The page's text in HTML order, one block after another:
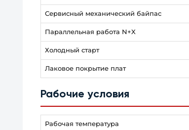
Сервисный механический байпас
Параллельная работа N+X
Холодный старт
Лаковое покрытие плат
Рабочие условия
Рабочая температура